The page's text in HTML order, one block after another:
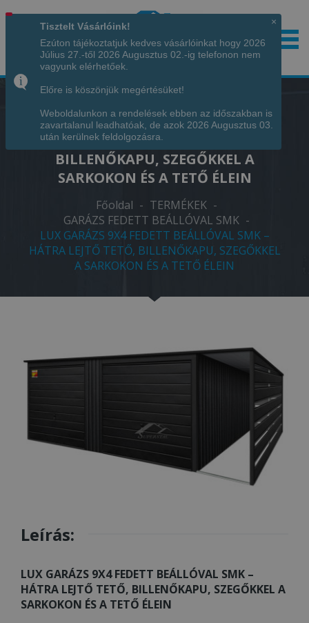
Hívjon minket!+36 70 7342034
LUX GARÁZS 9X4 FEDETT BEÁLLÓVAL
SMK – HÁTRA LEJTŐ TETŐ,
BILLENŐKAPU, SZEGŐKKEL A
SARKOKON ÉS A TETŐ ÉLEIN
Főoldal - TERMÉKEK -
GARÁZS FEDETT BEÁLLÓVAL SMK -
LUX GARÁZS 9X4 FEDETT BEÁLLÓVAL SMK –
HÁTRA LEJTŐ TETŐ, BILLENŐKAPU, SZEGŐKKEL
A SARKOKON ÉS A TETŐ ÉLEIN
Leírás:
LUX GARÁZS 9X4 FEDETT BEÁLLÓVAL SMK –
HÁTRA LEJTŐ TETŐ, BILLENŐKAPU, SZEGŐKKEL A
SARKOKON ÉS A TETŐ ÉLEIN
×
Tisztelt Vásárlóink!
Ezúton tájékoztatjuk kedves vásárlóinkat hogy 2026
Július 27.-től 2026 Augusztus 02.-ig telefonon nem
vagyunk elérhetőek.
Előre is köszönjük megértésüket!
Weboldalunkon a rendelések ebben az időszakban is
zavartalanul leadhatóak, de azok 2026 Augusztus 03.
után kerülnek feldolgozásra.